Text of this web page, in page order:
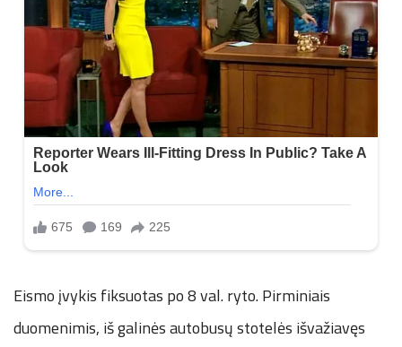
Eismo įvykis fiksuotas po 8 val. ryto. Pirminiais
duomenimis, iš galinės autobusų stotelės išvažiavęs